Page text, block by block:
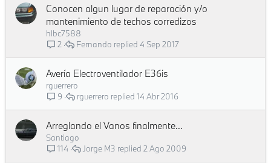
Conocen algun lugar de reparación y/o
mantenimiento de techos corredizos
hlbc7588
2
4 Sep 2017
Fernando
Avería Electroventilador E36is
rguerrero
9
14 Abr 2016
rguerrero
Arreglando el Vanos finalmente...
Santiago
114
2 Ago 2009
Jorge M3